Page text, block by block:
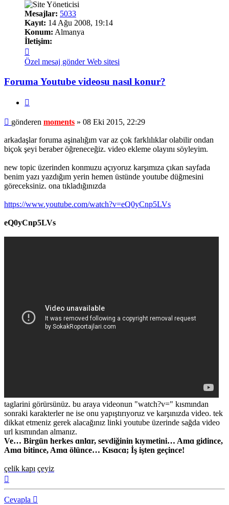
Mesajlar: 5033
Kayıt: 14 Ağu 2008, 19:14
Konum: Almanya
İletişim:
moments
Özel mesaj gönder Web sitesi
Foruma Youtube videosu nasıl konur?
Mesaj
gönderen moments » 08 Eki 2015, 22:29
arkadaşlar foruma aşinalığım var az çok farklılıklar olabilir ondan
biçok şeyi beraber öğreneceğiz. video ekleme olayını söyleyim.
new topic üzerinden konmuzu açıyoruz karşımıza çıkan sayfada
benim yazı yazdığım yerin hemen üstünde youtube düğmesini
göreceksiniz. ona tıkladığınızda
https://www.youtube.com/watch?v=eQ0yCnp5LVs
eQ0yCnp5LVs
taglarini görürsünüz. bu araya videonun "watch?v=" kısmından
sonraki karakterler ne ise onu yapıştırıyoruz ve karşınızda video. tek
dikkat etmeniz gerek alacağınız linki youtube üzerinde sağda video
url kısmından almanız.
Ve… Birgün herkes ɑnlɑr, sevdiğinin kıymetini… Amɑ gidince,
Amɑ bitince, Amɑ ölünce… Kısɑcɑ; İş işten geçince!
çelik kapı çeyiz
Cevapla